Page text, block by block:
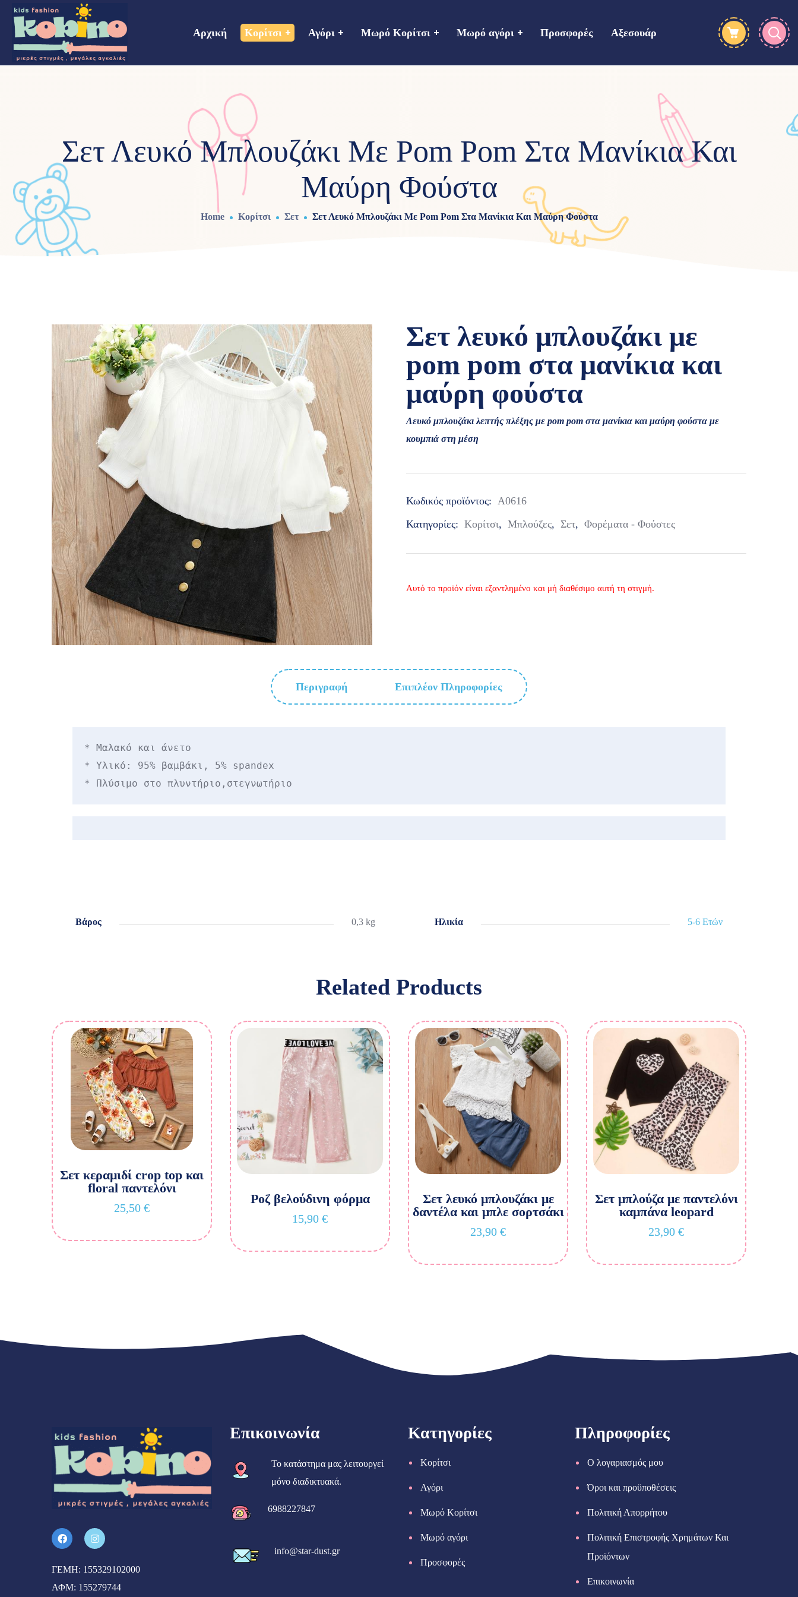
Αρχική Κορίτσι Αγόρι Μωρό Κορίτσι Μωρό αγόρι Προσφορές Αξεσουάρ
Σετ Λευκό Μπλουζάκι Με Pom Pom Στα Μανίκια Και
Μαύρη Φούστα
Home Κορίτσι Σετ Σετ Λευκό Μπλουζάκι Με Pom Pom Στα Μανίκια Και Μαύρη Φούστα
Σετ λευκό μπλουζάκι με
pom pom στα μανίκια και
μαύρη φούστα
Λευκό μπλουζάκι λεπτής πλέξης με pom pom στα μανίκια και μαύρη φούστα με
κουμπιά στη μέση
Κωδικός προϊόντος: Α0616
Κατηγορίες: Κορίτσι, Μπλούζες, Σετ, Φορέματα - Φούστες
Αυτό το προϊόν είναι εξαντλημένο και μή διαθέσιμο αυτή τη στιγμή.
Περιγραφή Επιπλέον Πληροφορίες
* Μαλακό και άνετο
* Υλικό: 95% βαμβάκι, 5% spandex
* Πλύσιμο στο πλυντήριο,στεγνωτήριο
Βάρος 0,3 kg Ηλικία 5-6 Ετών
Related Products
Σετ κεραμιδί crop top και
floral παντελόνι
25,50 €
Ροζ βελούδινη φόρμα
15,90 €
Σετ λευκό μπλουζάκι με
δαντέλα και μπλε σορτσάκι
23,90 €
Σετ μπλούζα με παντελόνι
καμπάνα leopard
23,90 €
ΓΕΜΗ: 155329102000
ΑΦΜ: 155279744
Επικοινωνία
Το κατάστημα μας λειτουργεί
μόνο διαδικτυακά.
6988227847
info@star-dust.gr
Κατηγορίες
Κορίτσι
Αγόρι
Μωρό Κορίτσι
Μωρό αγόρι
Προσφορές
Πληροφορίες
Ο λογαριασμός μου
Όροι και προϋποθέσεις
Πολιτική Απορρήτου
Πολιτική Επιστροφής Χρημάτων Και
Προϊόντων
Επικοινωνία